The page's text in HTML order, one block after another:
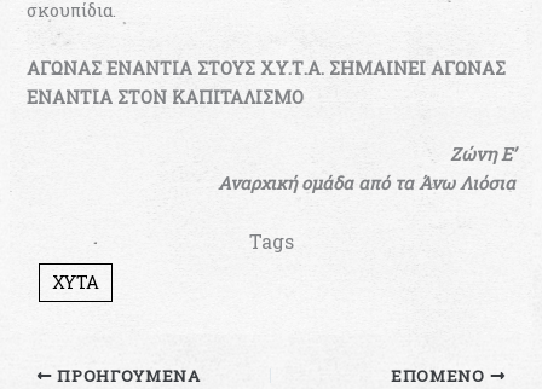
σκουπίδια.
ΑΓΩΝΑΣ ΕΝΑΝΤΙΑ ΣΤΟΥΣ Χ.Υ.Τ.Α. ΣΗΜΑΙΝΕΙ ΑΓΩΝΑΣ
ΕΝΑΝΤΙΑ ΣΤΟΝ ΚΑΠΙΤΑΛΙΣΜΟ
Ζώνη Ε’
Αναρχική ομάδα από τα Άνω Λιόσια
Tags
ΧΥΤΑ
ΠΡΟΗΓΟΎΜΕΝΑ ΕΠΌΜΕΝΟ